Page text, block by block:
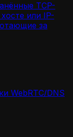
TCP-
или IP-
за
WebRTC/DNS